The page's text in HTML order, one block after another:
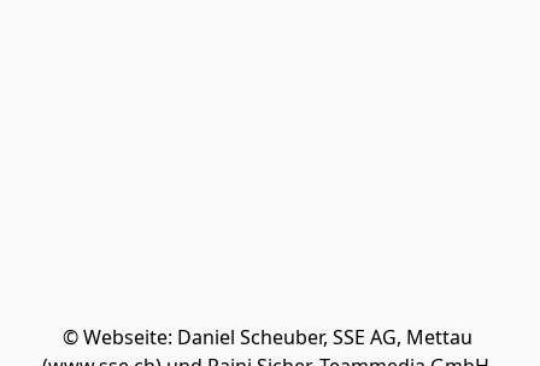
© Webseite: Daniel Scheuber, SSE AG, Mettau